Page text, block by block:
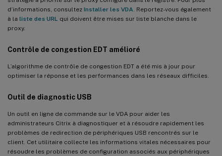
d’informations, consultez Installer les VDA . Reportez-vous également
à la liste des URL qui doivent être mises sur liste blanche dans le
proxy.
Contrôle de congestion EDT amélioré
L’algorithme de contrôle de congestion EDT a été mis à jour pour
optimiser la réponse et les performances dans les réseaux difficiles.
Outil de diagnostic USB
Un outil en ligne de commande sur le VDA pour aider les
administrateurs Citrix à diagnostiquer et à résoudre rapidement les
problèmes de redirection de périphériques USB rencontrés sur le
client. Cet utilitaire collecte les informations vitales nécessaires pour
résoudre les problèmes de configuration associés aux périphériques